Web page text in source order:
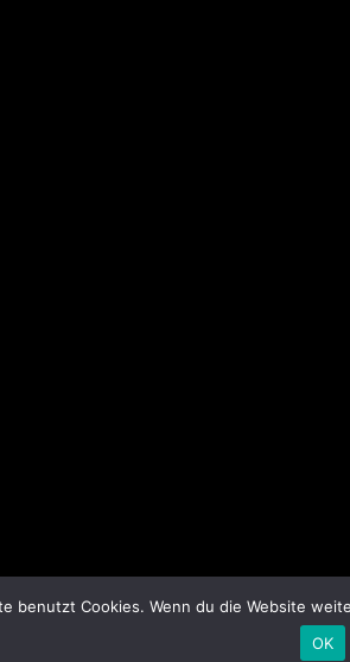
benutzt Cookies. Wenn du die Website
OK